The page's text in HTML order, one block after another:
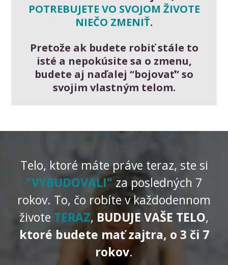
POTREBUJETE VO SVOJOM ŽIVOTE
NIEČO ZMENIŤ.
Pretože ak budete robiť stále to
isté a nepokúsite sa o zmenu,
budete aj naďalej “bojovať” so
svojim vlastným telom.
Telo, ktoré máte práve teraz, ste si
"VYBUDOVALI" za posledných 7
rokov. To, čo robíte v každodennom
živote TERAZ, BUDUJE VAŠE TELO,
ktoré budete mať zajtra, o 3 či 7
rokov.